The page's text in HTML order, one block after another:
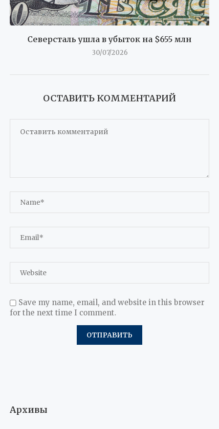
Save my name, email, and website in this browser
for the next time I comment.
Май 2026